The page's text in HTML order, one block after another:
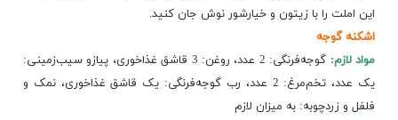
این املت را با زیتون و خیارشور نوش جان کنید.
اشکنه گوجه
مواد لازم:
گوجه‌فرنگی: 2 عدد، روغن: 3 قاشق غذاخوری، پیاز​و سیب‌زمینی:
یک عدد، تخم‌مرغ: 2 عدد، رب گوجه‌فرنگی: یک قاشق غذاخوری، نمک و
فلفل و زردچوبه: به میزان لازم